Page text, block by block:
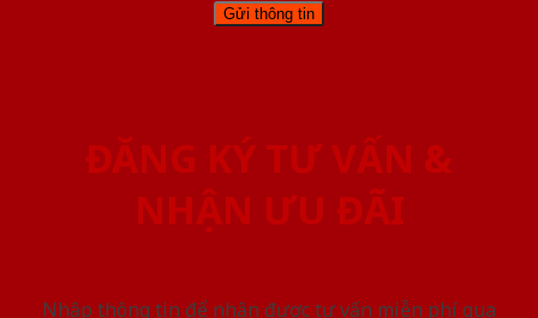
ĐĂNG KÝ TƯ VẤN &
NHẬN ƯU ĐÃI
Nhập thông tin để nhận được tư vấn miễn phí qua